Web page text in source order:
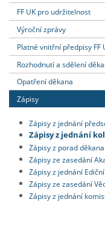
FF UK pro udržitelnost
Výroční zprávy
Platné vnitřní předpisy FF
Rozhodnutí a sdělení
Opatření děkana
Zápisy
Zápisy z jednání
Zápisy z jednání
Zápisy z porad
Zápisy ze zasedání
Zápisy z jednání
Zápisy ze zasedání
Zápisy z jednání